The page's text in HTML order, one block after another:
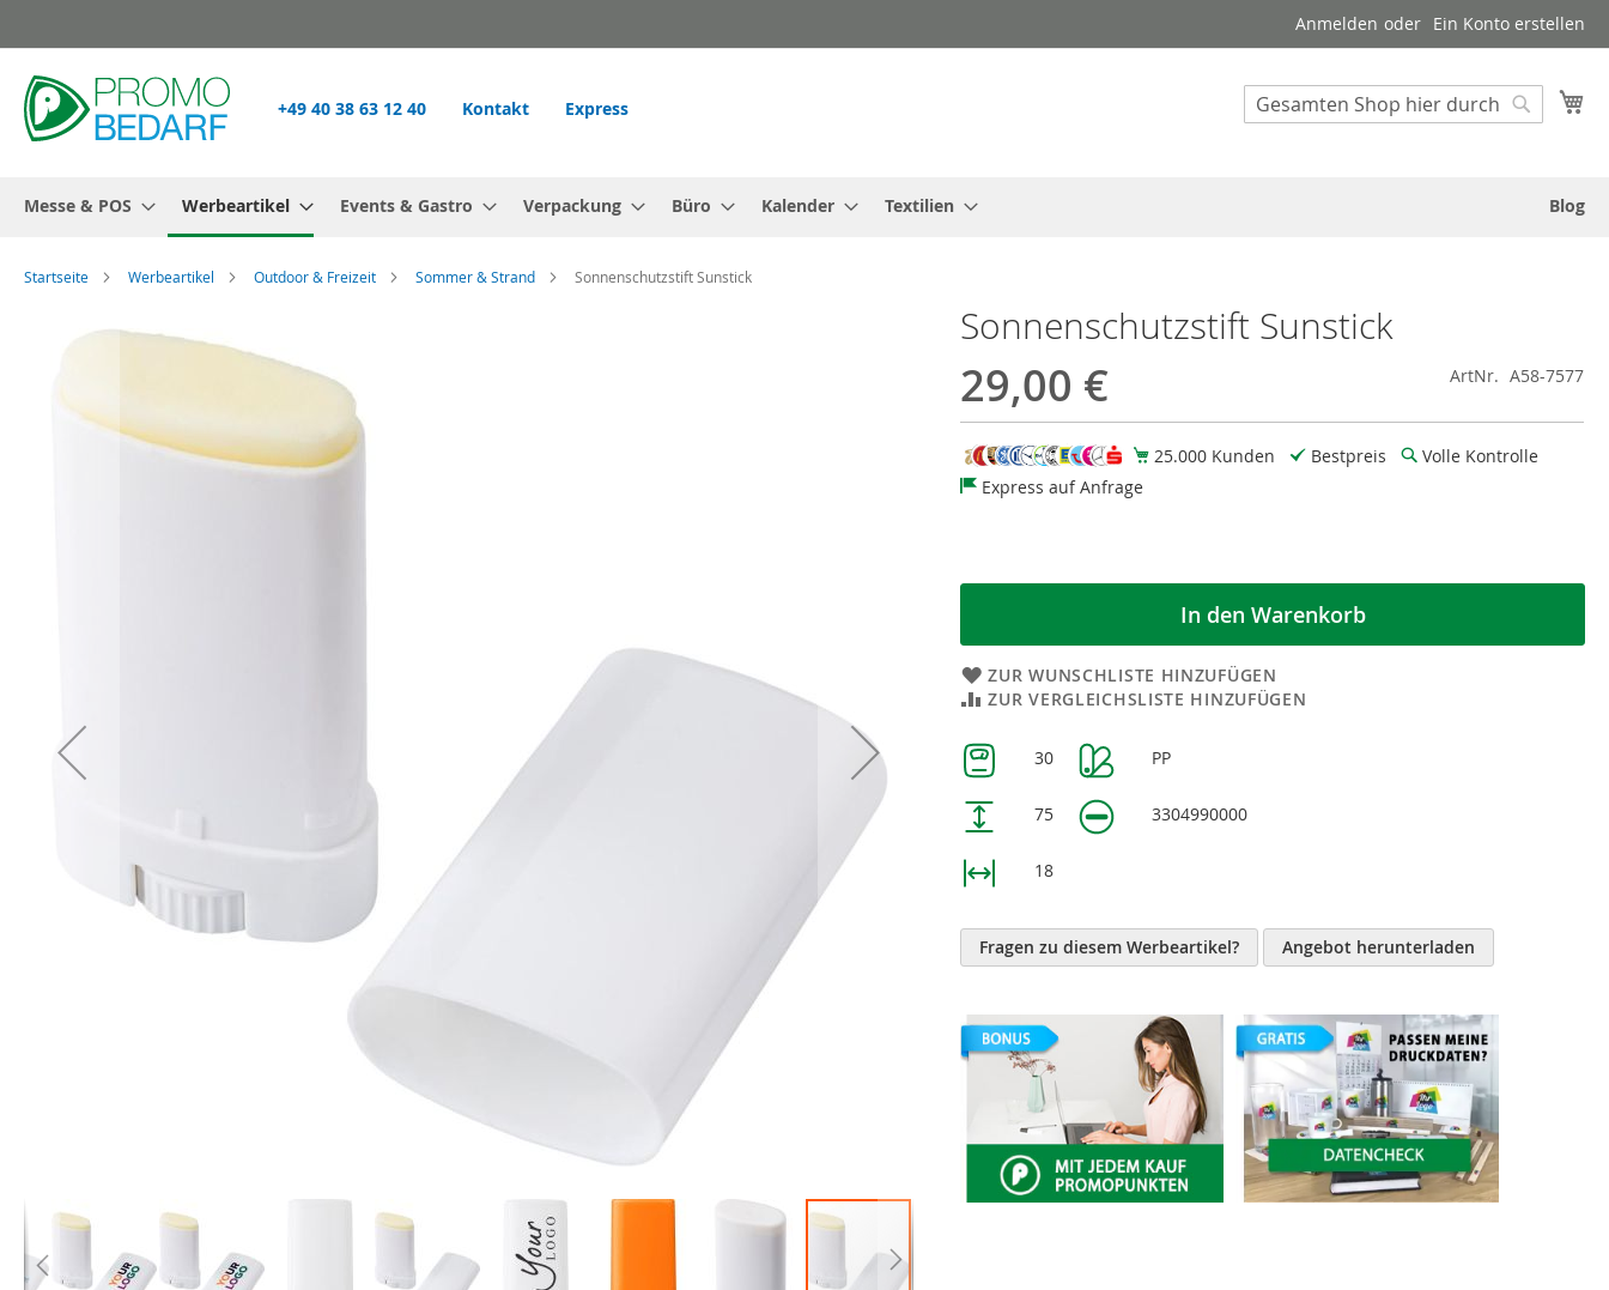
Inhalt
springen
Anmelden Ein Konto erstellen
Suche
Suche
+49 40 38 63 12 40 Kontakt Express
Messe & POS Werbeartikel Events & Gastro Verpackung Büro Kalender Textilien Blog
Startseite Werbeartikel Outdoor & Freizeit Sommer & Strand Sonnenschutzstift Sunstick
Sonnenschutzstift Sunstick
29,00 € ArtNr. A58-7577
25.000 Kunden Bestpreis
Volle Kontrolle
Express auf Anfrage
In den Warenkorb
ZUR WUNSCHLISTE HINZUFÜGEN
ZUR VERGLEICHSLISTE HINZUFÜGEN
Weitere
Informationen
30 PP
75 3304990000
18
Fragen zu diesem Werbeartikel? Angebot herunterladen
springen